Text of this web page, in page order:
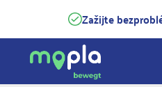
Zažijte